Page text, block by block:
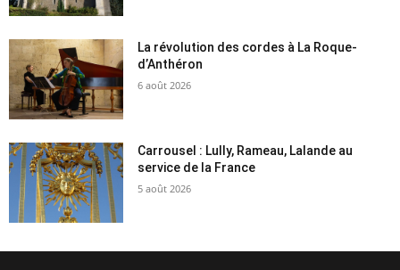
La révolution des cordes à La Roque-
d’Anthéron
6 août 2026
Carrousel : Lully, Rameau, Lalande au
service de la France
5 août 2026